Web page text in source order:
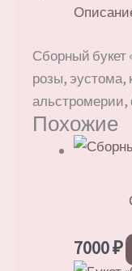
Сборный букет
розы, эустома,
Похожие
7000₽